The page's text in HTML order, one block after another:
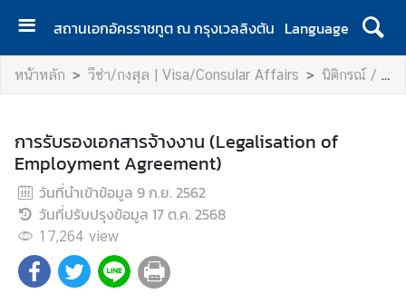
สถานเอกอัครราชทูต ณ กรุงเวลลิงตัน Language
ห
น้
ร
ก
|
H
o
m
e
หน้าหลัก วีซ่า/กงสุล | Visa/Consular Affairs นิติกรณ์ / LEGALISATION
การรับรองเอกสารจ้างงาน (Legalisation of
Employment Agreement)
วันที่นำเข้าข้อมูล 9 ก.ย. 2562
วันที่ปรับปรุงข้อมูล 17 ต.ค. 2568
17,264 view